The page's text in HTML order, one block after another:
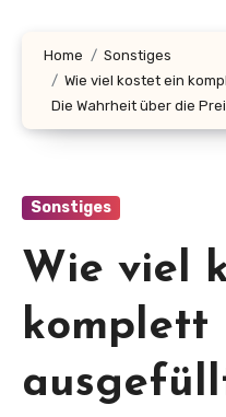
Home
Sonstiges
Wie viel kostet ein
Die Wahrheit über die
Sonstiges
Wie viel
komplett